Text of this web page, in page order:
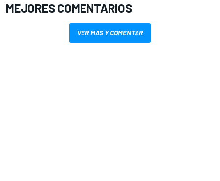
MEJORES COMENTARIOS
VER MÁS Y COMENTAR